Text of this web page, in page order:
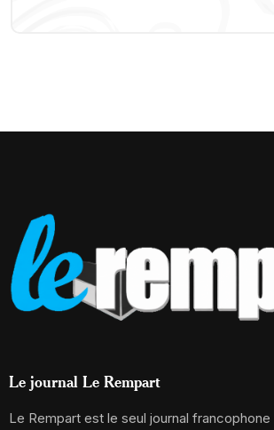
Le journal Le Rempart
Le Rempart est le seul journal francophone